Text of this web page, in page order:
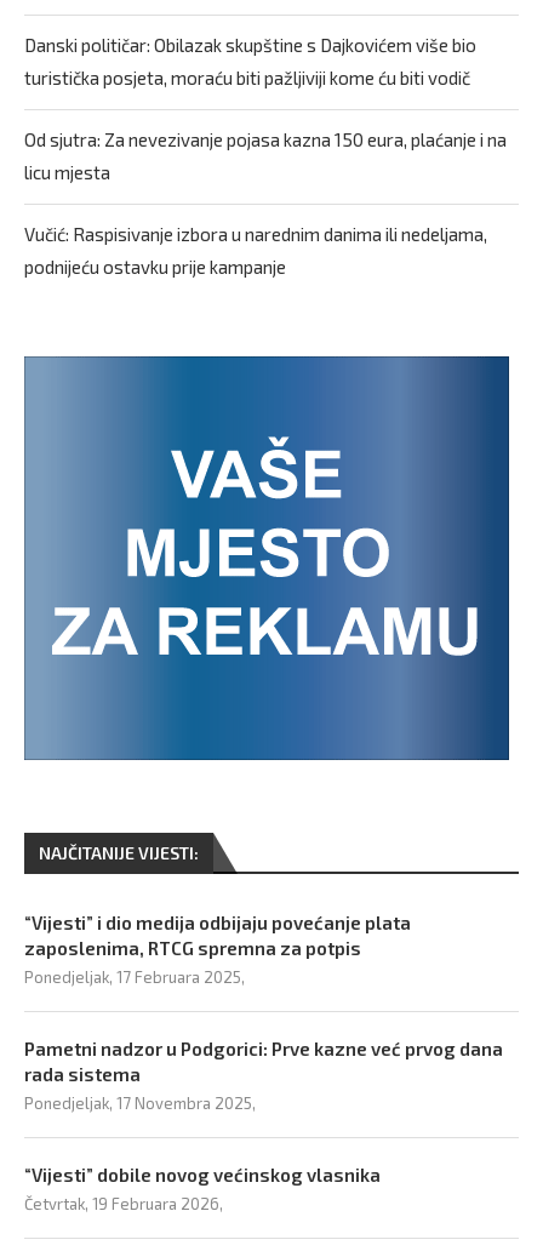
Danski političar: Obilazak skupštine s Dajkovićem više bio
turistička posjeta, moraću biti pažljiviji kome ću biti vodič
Od sjutra: Za nevezivanje pojasa kazna 150 eura, plaćanje i na
licu mjesta
Vučić: Raspisivanje izbora u narednim danima ili nedeljama,
podnijeću ostavku prije kampanje
NAJČITANIJE VIJESTI:
“Vijesti” i dio medija odbijaju povećanje plata
zaposlenima, RTCG spremna za potpis
Ponedjeljak, 17 Februara 2025,
Pametni nadzor u Podgorici: Prve kazne već prvog dana
rada sistema
Ponedjeljak, 17 Novembra 2025,
“Vijesti” dobile novog većinskog vlasnika
Četvrtak, 19 Februara 2026,